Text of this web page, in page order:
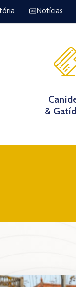
Notícias
Excursão Torrão
&